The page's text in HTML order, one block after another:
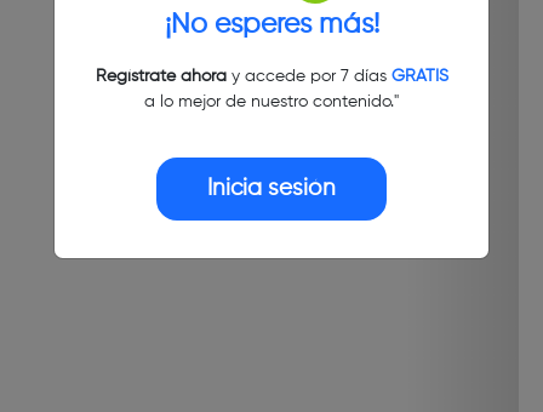
¡No esperes más!
Regístrate ahoray accede por 7 días GRATIS
a lo mejor de nuestro contenido."
Inicia sesión